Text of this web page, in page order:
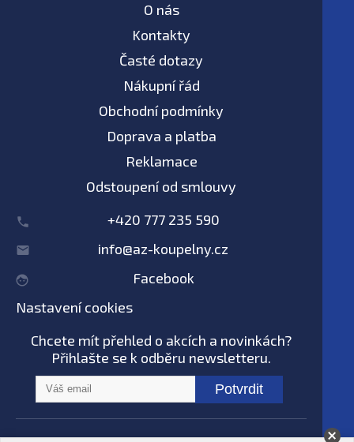
O nás
Kontakty
Časté dotazy
Nákupní řád
Obchodní podmínky
Doprava a platba
Reklamace
Odstoupení od smlouvy
+420 777 235 590
info@az-koupelny.cz
Facebook
Nastavení cookies
Chcete mít přehled o akcích a novinkách?
Přihlašte se k odběru newsletteru.
Potvrdit